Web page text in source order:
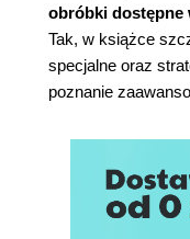
obróbki dostępne
Tak, w książce
specjalne oraz
poznanie